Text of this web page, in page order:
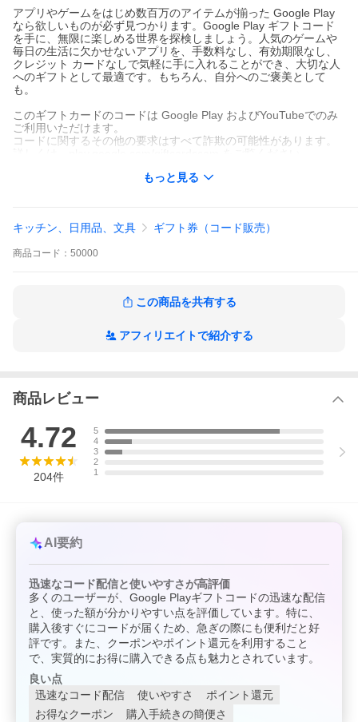
アプリやゲームをはじめ数百万のアイテムが揃った Google Play
なら欲しいものが必ず見つかります。Google Play ギフトコード
を手に、無限に楽しめる世界を探検しましょう。人気のゲームや
毎日の生活に欠かせないアプリを、手数料なし、有効期限なし、
クレジット カードなしで気軽に手に入れることができ、大切な人
へのギフトとして最適です。もちろん、自分へのご褒美として
も。
このギフトカードのコードは Google Play およびYouTubeでのみ
ご利用いただけます。
コードに関するその他の要求はすべて詐欺の可能性があります。
利用するには、Play ストア アプリまたは play.google.com でコー
が発行するものです。利用規約およびプライバシーポリシーは pla
居住者にのみ有効です。ご利用には Google ペイメントのアカウ
ます。コードに関するその他の要求はすべて詐欺の可能性があり
ます。詳しくは、play.google.com/giftcardscam をご覧ください。
その他の制限が適用される場合が あります。手数料や使用期限は
ありません。法律上必要な場合を除き返金や他のカードとの交換
換、譲渡することはできません。カードの紛失盗難等については
お客様の責任となります。残高確認等のお問い合わせは、support.
atre Parkway, Mountain View, CA 143943までお願いします。
Android、Google Play、Google Play ロゴおよび YouTube は Goo
gle LLC の商標です。
ます。
メールアドレス：gpdigitalcode_yahoo@yosgiftcode.com
〇当店でのお買い物について
ご注文後Google Play ギフトコード
をEメールにて配信いたします。
当店を初めてご利用のお客様は必ず
お買い物ガイドをご確認のうえ
ご注文をお願いいたします。
もっと見る
キッチン、日用品、文具 ギフト券（コード販売）
商品 コード： 50000
この商品を共有する
アフィリエイトで紹介する
商品レビュー
4.72
204件
5
4
3
2
1
AI要約
迅速なコード配信と使いやすさが高評価
多くのユーザーが、Google Playギフトコードの迅速な配信
と、使った額が分かりやすい点を評価しています。特に、
購入後すぐにコードが届くため、急ぎの際にも便利だと好
評です。また、クーポンやポイント還元を利用すること
で、実質的にお得に購入できる点も魅力とされています。
良い点
迅速なコード配信
使いやすさ
ポイント還元
お得なクーポン
購入手続きの簡便さ